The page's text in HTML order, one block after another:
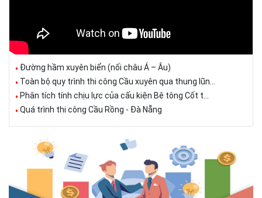
Đường hầm xuyên biển (nối châu Á – Âu)
Toàn bộ quy trình thi công Cầu xuyên qua thung lũn...
Phân tích tính chịu lực của cấu kiện Bê tông Cốt t...
Quá trình thi công Cầu Rồng - Đà Nẵng